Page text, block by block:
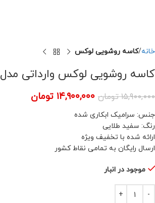
خانه کاسه روشویی لوکس
کاسه روشویی لوکس وارداتی مدل 2055S
۱۵,۹۰۰,۰۰۰ تومان ۱۴,۹۰۰,۰۰۰ تومان
جنس: سرامیک ابکاری شده
رنگ: سفید طلایی
ارائه شده با تخفیف ویژه
ارسال رایگان به تمامی نقاط کشور
موجود در انبار